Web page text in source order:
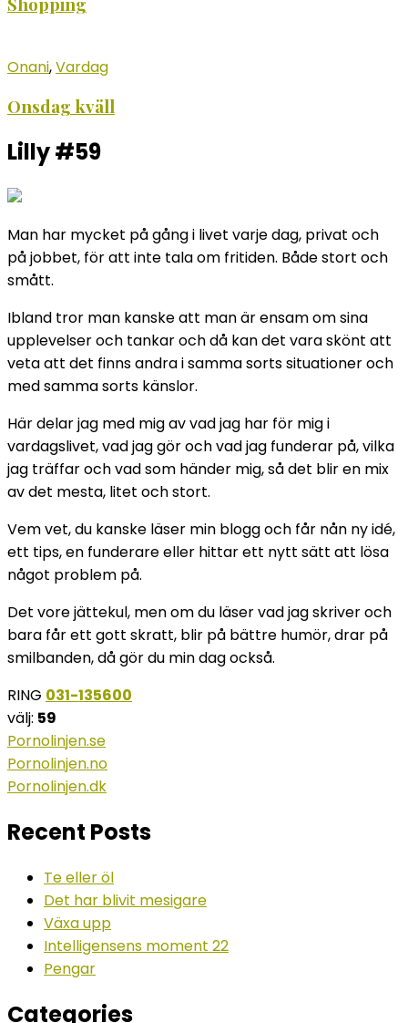
Onani,Vardag
Onsdag kväll
Lilly #59
Man har mycket på gång i livet varje dag, privat och
på jobbet, för att inte tala om fritiden. Både stort och
smått.
Ibland tror man kanske att man är ensam om sina
upplevelser och tankar och då kan det vara skönt att
veta att det finns andra i samma sorts situationer och
med samma sorts känslor.
Här delar jag med mig av vad jag har för mig i
vardagslivet, vad jag gör och vad jag funderar på, vilka
jag träffar och vad som händer mig, så det blir en mix
av det mesta, litet och stort.
Vem vet, du kanske läser min blogg och får nån ny idé,
ett tips, en funderare eller hittar ett nytt sätt att lösa
något problem på.
Det vore jättekul, men om du läser vad jag skriver och
bara får ett gott skratt, blir på bättre humör, drar på
smilbanden, då gör du min dag också.
RING 031-135600
välj: 59
Pornolinjen.se
Pornolinjen.no
Pornolinjen.dk
Recent Posts
Te eller öl
Det har blivit mesigare
Växa upp
Intelligensens moment 22
Pengar
Categories